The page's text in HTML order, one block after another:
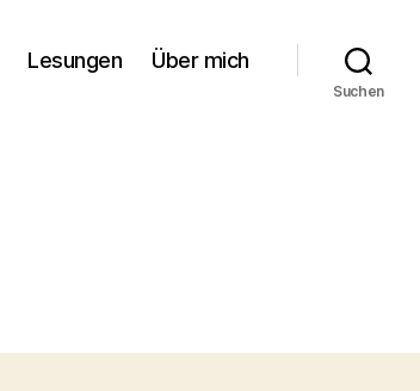
Lesungen Über mich
Suchen